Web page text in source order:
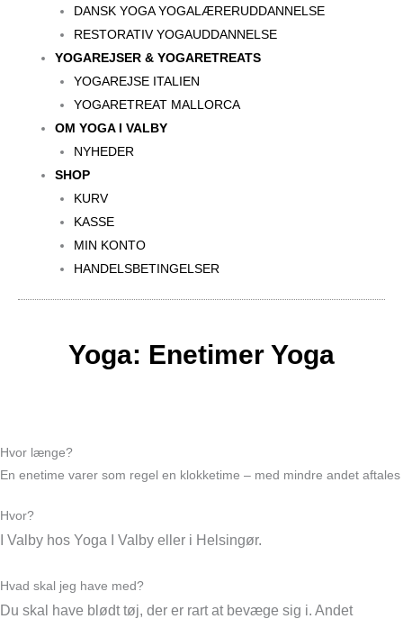
DANSK YOGA YOGALÆRERUDDANNELSE
RESTORATIV YOGAUDDANNELSE
YOGAREJSER & YOGARETREATS
YOGAREJSE ITALIEN
YOGARETREAT MALLORCA
OM YOGA I VALBY
NYHEDER
SHOP
KURV
KASSE
MIN KONTO
HANDELSBETINGELSER
Yoga: Enetimer Yoga
Hvor længe?
En enetime varer som regel en klokketime – med mindre andet aftales
Hvor?
I Valby hos Yoga I Valby eller i Helsingør.
Hvad skal jeg have med?
Du skal have blødt tøj, der er rart at bevæge sig i. Andet